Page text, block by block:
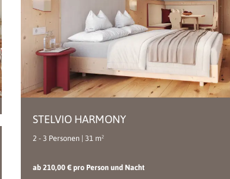
STELVIO HARMONY
2 - 3 Personen | 31 m²
ab 210,00 € pro Person und Nacht